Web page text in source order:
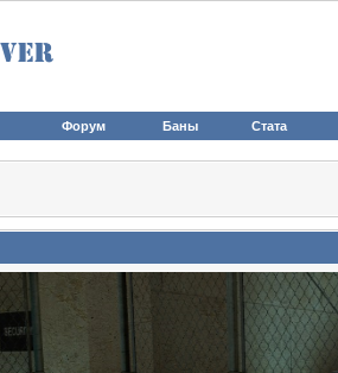
Форум Баны Стата